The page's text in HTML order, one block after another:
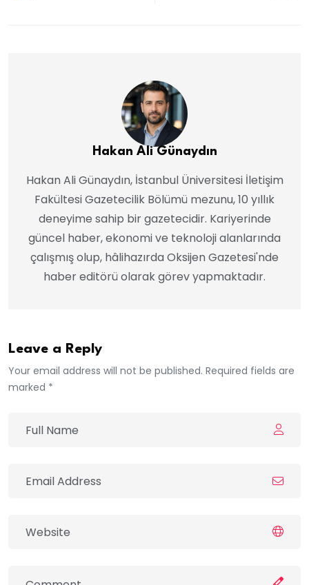
Hakan Ali Günaydın
Hakan Ali Günaydın, İstanbul Üniversitesi İletişim
Fakültesi Gazetecilik Bölümü mezunu, 10 yıllık
deneyime sahip bir gazetecidir. Kariyerinde
güncel haber, ekonomi ve teknoloji alanlarında
çalışmış olup, hâlihazırda Oksijen Gazetesi'nde
haber editörü olarak görev yapmaktadır.
Leave a Reply
Your email address will not be published. Required fields are
marked *